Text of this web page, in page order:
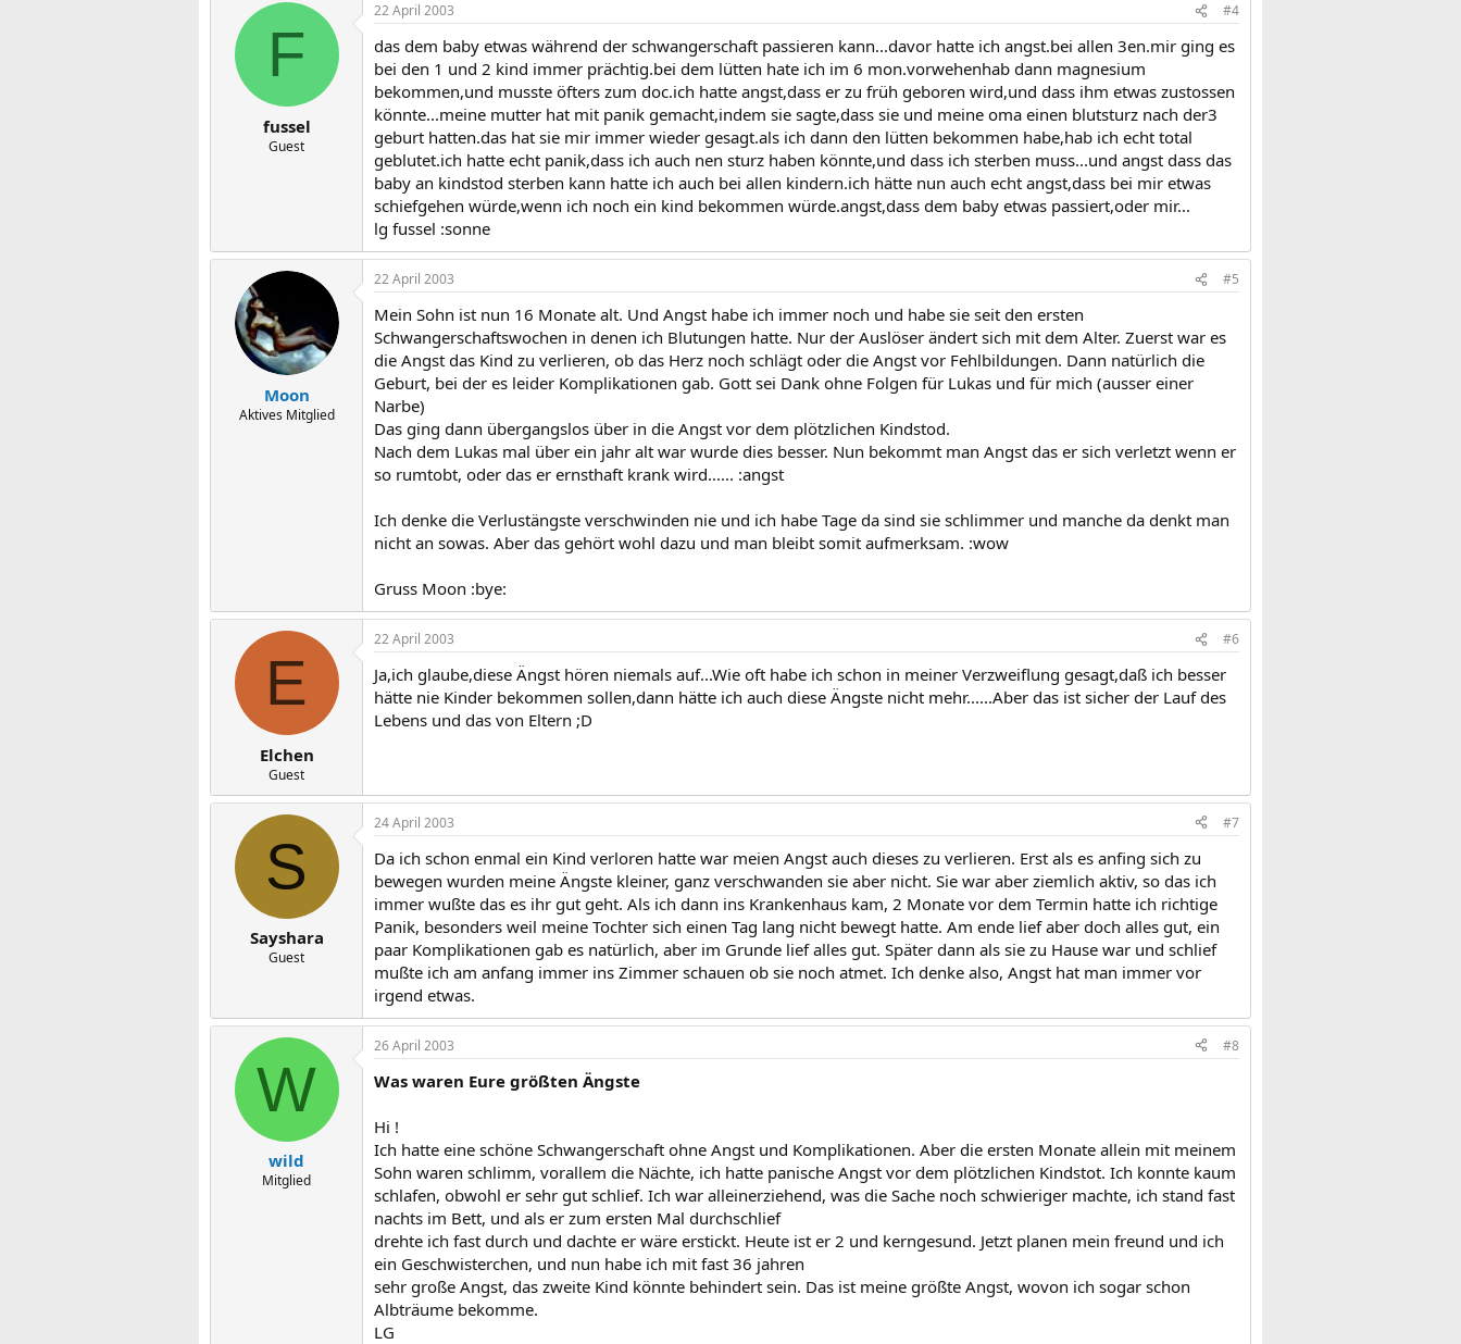
F
fussel
Guest
22 April 2003 #4
das dem baby etwas während der schwangerschaft passieren kann...davor hatte ich angst.bei allen 3en.mir ging es
bei den 1 und 2 kind immer prächtig.bei dem lütten hate ich im 6 mon.vorwehenhab dann magnesium
bekommen,und musste öfters zum doc.ich hatte angst,dass er zu früh geboren wird,und dass ihm etwas zustossen
könnte...meine mutter hat mit panik gemacht,indem sie sagte,dass sie und meine oma einen blutsturz nach der3
geburt hatten.das hat sie mir immer wieder gesagt.als ich dann den lütten bekommen habe,hab ich echt total
geblutet.ich hatte echt panik,dass ich auch nen sturz haben könnte,und dass ich sterben muss...und angst dass das
baby an kindstod sterben kann hatte ich auch bei allen kindern.ich hätte nun auch echt angst,dass bei mir etwas
schiefgehen würde,wenn ich noch ein kind bekommen würde.angst,dass dem baby etwas passiert,oder mir...
lg fussel :sonne
Moon
Aktives Mitglied
22 April 2003 #5
Mein Sohn ist nun 16 Monate alt. Und Angst habe ich immer noch und habe sie seit den ersten
Schwangerschaftswochen in denen ich Blutungen hatte. Nur der Auslöser ändert sich mit dem Alter. Zuerst war es
die Angst das Kind zu verlieren, ob das Herz noch schlägt oder die Angst vor Fehlbildungen. Dann natürlich die
Geburt, bei der es leider Komplikationen gab. Gott sei Dank ohne Folgen für Lukas und für mich (ausser einer
Narbe)
Das ging dann übergangslos über in die Angst vor dem plötzlichen Kindstod.
Nach dem Lukas mal über ein jahr alt war wurde dies besser. Nun bekommt man Angst das er sich verletzt wenn er
so rumtobt, oder das er ernsthaft krank wird...... :angst
Ich denke die Verlustängste verschwinden nie und ich habe Tage da sind sie schlimmer und manche da denkt man
nicht an sowas. Aber das gehört wohl dazu und man bleibt somit aufmerksam. :wow
Gruss Moon :bye:
E
Elchen
Guest
22 April 2003 #6
Ja,ich glaube,diese Ängst hören niemals auf...Wie oft habe ich schon in meiner Verzweiflung gesagt,daß ich besser
hätte nie Kinder bekommen sollen,dann hätte ich auch diese Ängste nicht mehr......Aber das ist sicher der Lauf des
Lebens und das von Eltern ;D
S
Sayshara
Guest
24 April 2003 #7
Da ich schon enmal ein Kind verloren hatte war meien Angst auch dieses zu verlieren. Erst als es anfing sich zu
bewegen wurden meine Ängste kleiner, ganz verschwanden sie aber nicht. Sie war aber ziemlich aktiv, so das ich
immer wußte das es ihr gut geht. Als ich dann ins Krankenhaus kam, 2 Monate vor dem Termin hatte ich richtige
Panik, besonders weil meine Tochter sich einen Tag lang nicht bewegt hatte. Am ende lief aber doch alles gut, ein
paar Komplikationen gab es natürlich, aber im Grunde lief alles gut. Später dann als sie zu Hause war und schlief
mußte ich am anfang immer ins Zimmer schauen ob sie noch atmet. Ich denke also, Angst hat man immer vor
irgend etwas.
W
wild
Mitglied
26 April 2003 #8
Was waren Eure größten Ängste
Hi !
Ich hatte eine schöne Schwangerschaft ohne Angst und Komplikationen. Aber die ersten Monate allein mit meinem
Sohn waren schlimm, vorallem die Nächte, ich hatte panische Angst vor dem plötzlichen Kindstot. Ich konnte kaum
schlafen, obwohl er sehr gut schlief. Ich war alleinerziehend, was die Sache noch schwieriger machte, ich stand fast
nachts im Bett, und als er zum ersten Mal durchschlief
drehte ich fast durch und dachte er wäre erstickt. Heute ist er 2 und kerngesund. Jetzt planen mein freund und ich
ein Geschwisterchen, und nun habe ich mit fast 36 jahren
sehr große Angst, das zweite Kind könnte behindert sein. Das ist meine größte Angst, wovon ich sogar schon
Albträume bekomme.
LG